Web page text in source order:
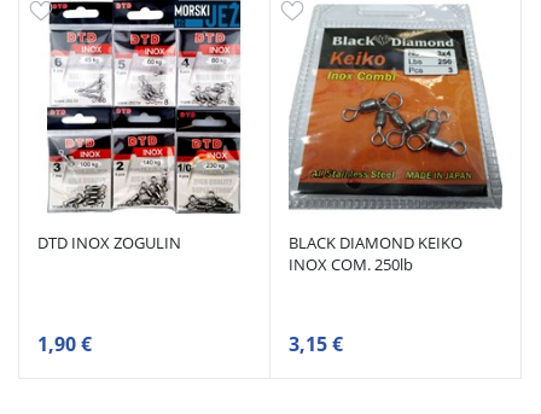
DTD INOX ZOGULIN
1,90 €
BLACK DIAMOND KEIKO
INOX COM. 250lb
3,15 €